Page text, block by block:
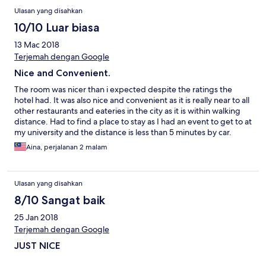
Ulasan yang disahkan
10/10 Luar biasa
13 Mac 2018
Terjemah dengan Google
Nice and Convenient.
The room was nicer than i expected despite the ratings the
hotel had. It was also nice and convenient as it is really near to all
other restaurants and eateries in the city as it is within walking
distance. Had to find a place to stay as I had an event to get to at
my university and the distance is less than 5 minutes by car.
Overall a pretty convenient and nice place to stay for two nights
with the price i got.
Aina, perjalanan 2 malam
Ulasan yang disahkan
8/10 Sangat baik
25 Jan 2018
Terjemah dengan Google
JUST NICE